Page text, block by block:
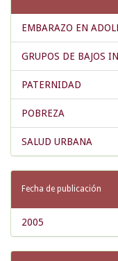
EMBARAZO EN
GRUPOS DE BAJOS
PATERNIDAD
POBREZA
SALUD URBANA
Fecha de publicación
2005